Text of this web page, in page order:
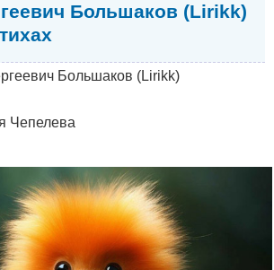
Большаков (Lirikk)
Большаков (Lirikk)
Чепелева